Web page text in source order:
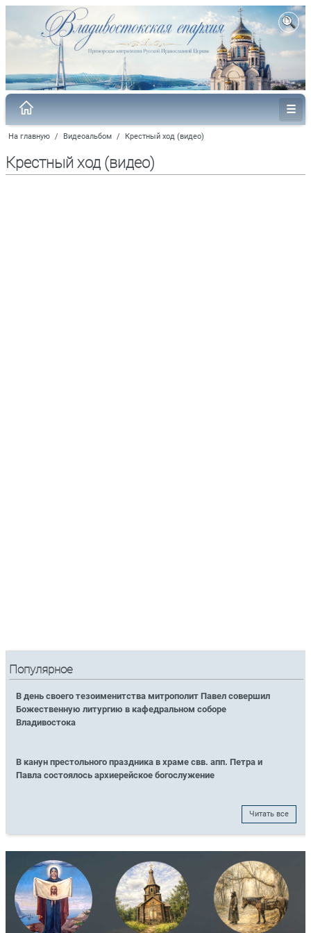
На главную / Видеоальбом / Крестный ход (видео)
Крестный ход (видео)
Популярное
В день своего тезоименитства митрополит Павел совершил
Божественную литургию в кафедральном соборе
Владивостока
В канун престольного праздника в храме свв. апп. Петра и
Павла состоялось архиерейское богослужение
Читать все